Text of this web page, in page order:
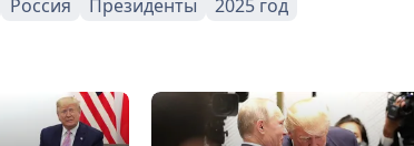
Россия Президенты 2025 год